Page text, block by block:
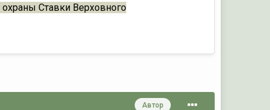
Ставки Верховного
Автор